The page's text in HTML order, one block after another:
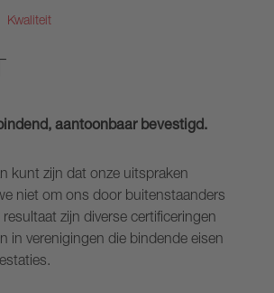
Kwaliteit
aantoonbaar bevestigd.
kunt zijn dat onze uitspraken
niet om ons door buitenstaanders
zijn diverse certificeringen
in verenigingen die bindende eisen